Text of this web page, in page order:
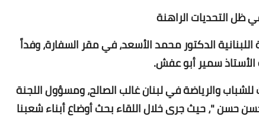
ظل التحديات الراهنة
الدكتور محمد الأسعد، في مقر السفارة، وفداً
الأستاذ سمير أبو عفش.
والرياضة في لبنان غالب الصالح، ومسؤول اللجنة
حسن "، حيث جرى خلال اللقاء بحث أوضاع أبناء شعبنا